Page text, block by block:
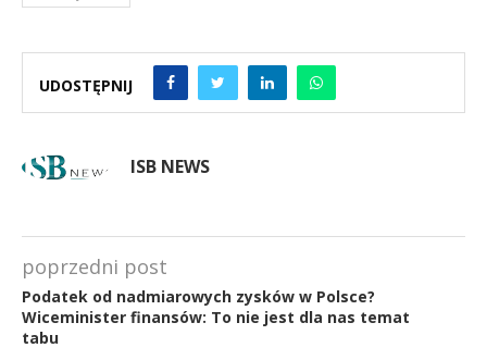
UDOSTĘPNIJ
ISB NEWS
poprzedni post
Podatek od nadmiarowych zysków w Polsce?
Wiceminister finansów: To nie jest dla nas temat
tabu